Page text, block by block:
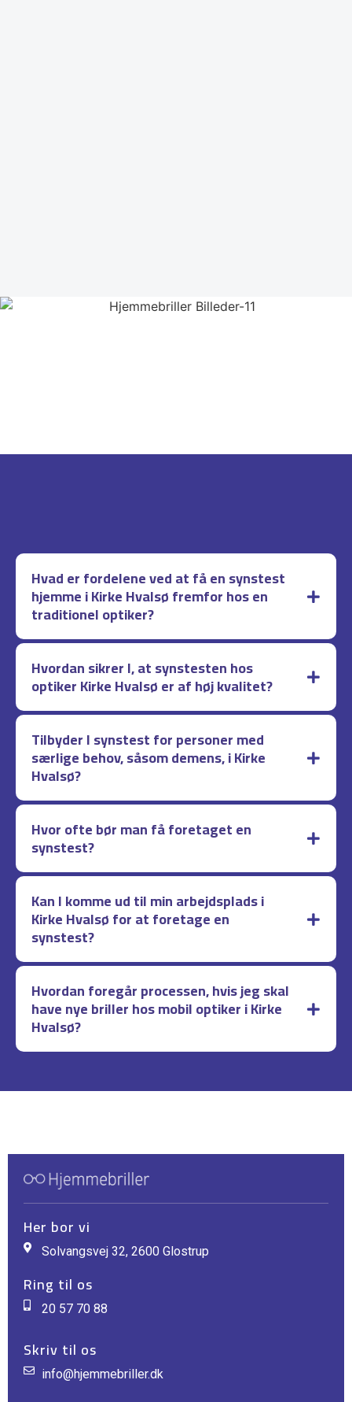
Hvad er fordelene ved at få en synstest
hjemme i Kirke Hvalsø fremfor hos en
traditionel optiker?
Hvordan sikrer I, at synstesten hos
optiker Kirke Hvalsø er af høj kvalitet?
Tilbyder I synstest for personer med
særlige behov, såsom demens, i Kirke
Hvalsø?
Hvor ofte bør man få foretaget en
synstest?
Kan I komme ud til min arbejdsplads i
Kirke Hvalsø for at foretage en
synstest?
Hvordan foregår processen, hvis jeg skal
have nye briller hos mobil optiker i Kirke
Hvalsø?
Her bor vi
Solvangsvej 32, 2600 Glostrup
Ring til os
20 57 70 88
Skriv til os
info@hjemmebriller.dk